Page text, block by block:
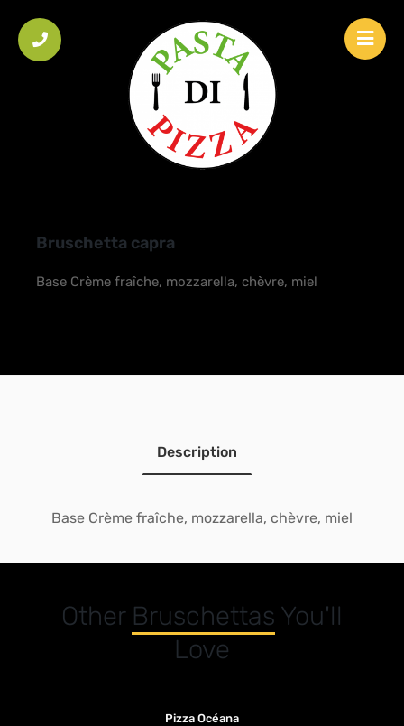
Bruschetta capra
Base Crème fraîche, mozzarella, chèvre, miel
Description
Base Crème fraîche, mozzarella, chèvre, miel
Other Bruschettas You'll
Love
Pizza Océana